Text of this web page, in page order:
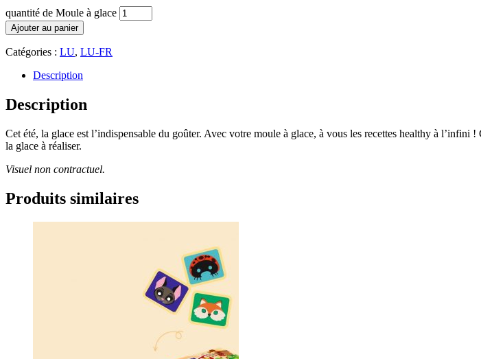
quantité de Moule à glace
Ajouter au panier
Catégories : LU, LU-FR
Description
Description
Cet été, la glace est l’indispensable du goûter. Avec votre moule à glace, à vous les recettes healthy à
la glace à réaliser.
Visuel non contractuel.
Produits similaires